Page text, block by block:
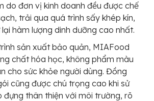
do đơn vị kinh doanh đều được chế
trải qua quá trình sấy khép kín,
lại hàm lượng dinh dưỡng cao nhất.
sản xuất bảo quản, MIAFood
chất hóa học, không phẩm màu
cho sức khỏe người dùng. Đồng
cũng được chú trọng cao khi sử
đựng thân thiện với môi trường, rõ